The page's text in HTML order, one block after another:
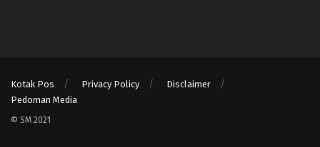
Kotak Pos Privacy Policy
Disclaimer
Pedoman Media
© SM 2021